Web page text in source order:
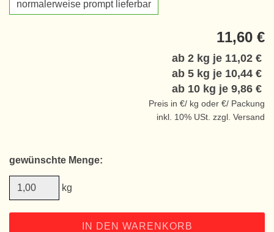
normalerweise prompt lieferbar
11,60 €
ab 2 kg je 11,02 €
ab 5 kg je 10,44 €
ab 10 kg je 9,86 €
Preis in €/ kg oder €/ Packung
inkl. 10% USt. zzgl. Versand
gewünschte Menge:
kg
IN DEN WARENKORB